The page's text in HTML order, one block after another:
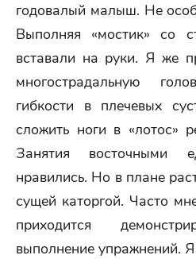
годовалый малыш. Не
Выполняя «мостик» со
вставали на руки. Я же
многострадальную
гибкости в плечевых
сложить ноги в «лотос»
Занятия восточными
нравились. Но в плане
сущей каторгой. Часто
приходится
выполнение упражнений.